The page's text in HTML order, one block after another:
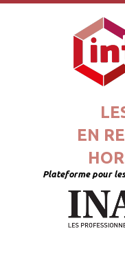
EN
Plateforme pour